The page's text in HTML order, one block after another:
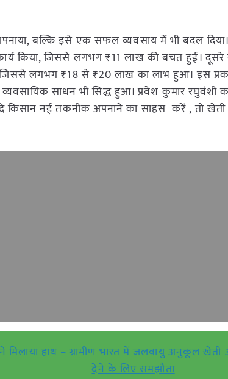
बल्कि इसे एक सफल व्यवसाय में भी बदल
किया, जिससे लगभग ₹11 लाख की बचत हुई।
लगभग ₹18 से ₹20 लाख का लाभ हुआ। इस
साधन भी सिद्ध हुआ। प्रवेश कुमार
किसान नई तकनीक अपनाने का साहस करें , तो
ने मिलाया हाथ – ग्रामीण भारत में जलवायु अनुकूल
देने के लिए समझौता